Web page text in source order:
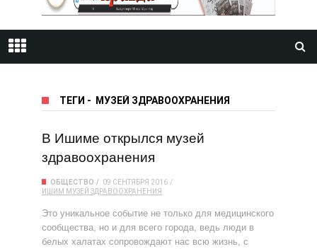
ТЕГИ - МУЗЕЙ ЗДРАВООХРАНЕНИЯ
В Ишиме открылся музей
здравоохранения
ОБЩЕСТВО
09 СЕНТЯБРЯ 2016
ИШИМ МУЗЕЙ ЗДРАВООХРАНЕНИЯ
Это уникальное событие не только для медицинского
сообщества, но и для всего города, ведь люди в
белых халатах сопровождают нас всю жизнь, с